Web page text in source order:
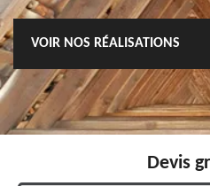
VOIR NOS RÉALISATIONS
Devis